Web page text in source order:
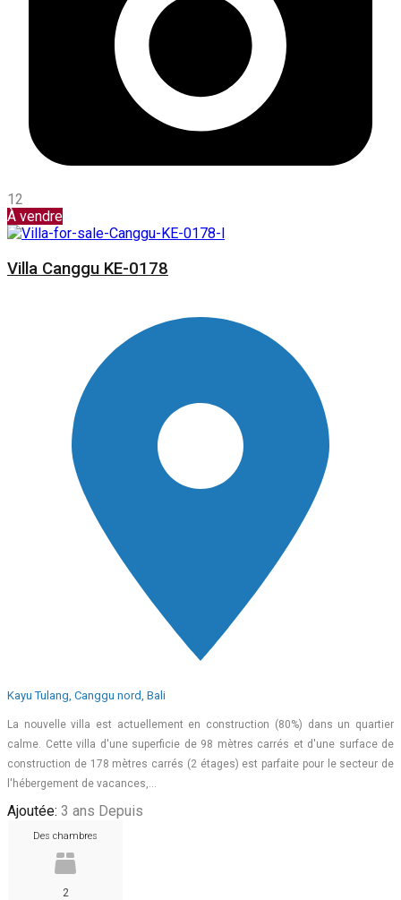
12
À vendre
Villa Canggu KE-0178
Kayu Tulang, Canggu nord, Bali
La nouvelle villa est actuellement en construction (80%) dans un quartier
calme. Cette villa d'une superficie de 98 mètres carrés et d'une surface de
construction de 178 mètres carrés (2 étages) est parfaite pour le secteur de
l'hébergement de vacances,…
Ajoutée: 3 ans Depuis
Des chambres
2